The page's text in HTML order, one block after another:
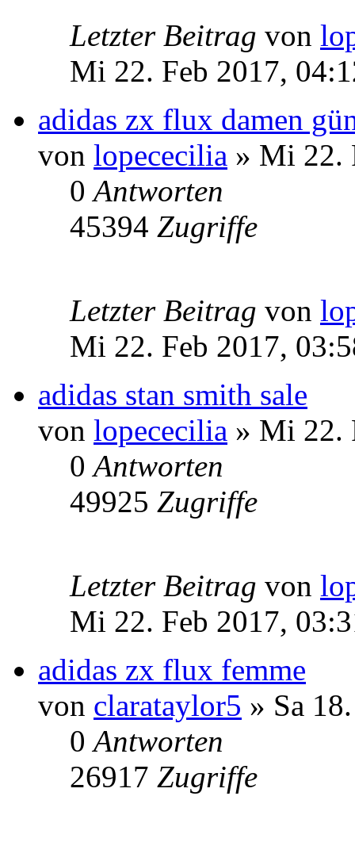
Letzter Beitrag von
Mi 22. Feb 2017,
adidas zx flux damen
von lopececilia » Mi 22.
0 Antworten
45394 Zugriffe
Letzter Beitrag von
Mi 22. Feb 2017,
adidas stan smith sale
von lopececilia » Mi 22.
0 Antworten
49925 Zugriffe
Letzter Beitrag von
Mi 22. Feb 2017,
adidas zx flux femme
von clarataylor5 » Sa
0 Antworten
26917 Zugriffe